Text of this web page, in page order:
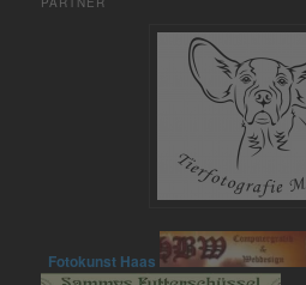
Fotokunst Haas